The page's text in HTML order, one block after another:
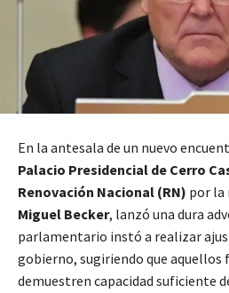
En la antesala de un nuevo
Palacio Presidencial de Cerro
Renovación Nacional (RN) por la
Miguel Becker, lanzó una dura
parlamentario instó a realizar
gobierno, sugiriendo que aquellos
demuestren capacidad suficiente